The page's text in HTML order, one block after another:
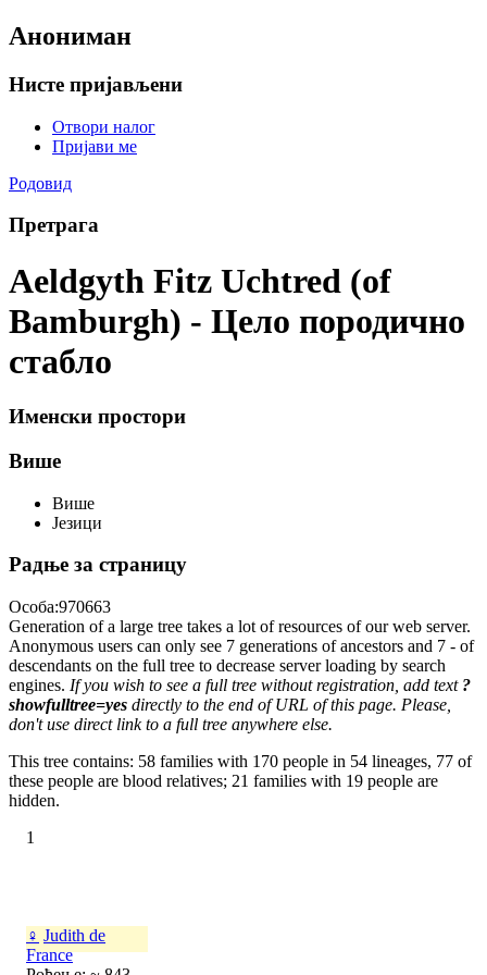
Анониман
Нисте пријављени
Отвори налог
Пријави ме
Родовид
Претрага
Aeldgyth Fitz Uchtred (of
Bamburgh) - Цело породично
стабло
Именски простори
Више
Више
Језици
Радње за страницу
Особа:970663
Generation of a large tree takes a lot of resources of our web server.
Anonymous users can only see 7 generations of ancestors and 7 - of
descendants on the full tree to decrease server loading by search
engines. If you wish to see a full tree without registration, add text ?
showfulltree=yes directly to the end of URL of this page. Please,
don't use direct link to a full tree anywhere else.
This tree contains: 58 families with 170 people in 54 lineages, 77 of
these people are blood relatives; 21 families with 19 people are
hidden.
1
♀ Judith de
France